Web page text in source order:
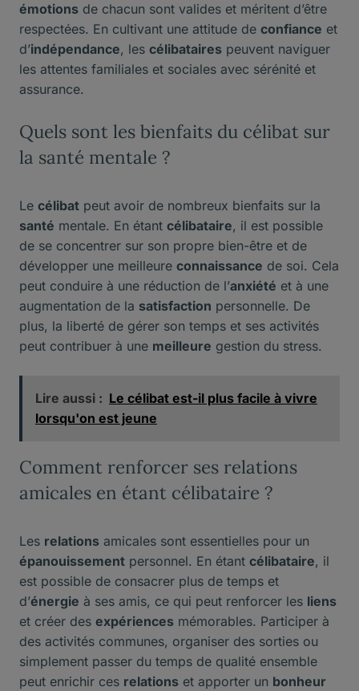
émotions de chacun sont valides et méritent d’être
respectées. En cultivant une attitude de confiance et
d’indépendance, les célibataires peuvent naviguer
les attentes familiales et sociales avec sérénité et
assurance.
Quels sont les bienfaits du célibat sur
la santé mentale ?
Le célibat peut avoir de nombreux bienfaits sur la
santé mentale. En étant célibataire, il est possible
de se concentrer sur son propre bien-être et de
développer une meilleure connaissance de soi. Cela
peut conduire à une réduction de l’anxiété et à une
augmentation de la satisfaction personnelle. De
plus, la liberté de gérer son temps et ses activités
peut contribuer à une meilleure gestion du stress.
Lire aussi : Le célibat est-il plus facile à vivre
lorsqu'on est jeune
Comment renforcer ses relations
amicales en étant célibataire ?
Les relations amicales sont essentielles pour un
épanouissement personnel. En étant célibataire, il
est possible de consacrer plus de temps et
d’énergie à ses amis, ce qui peut renforcer les liens
et créer des expériences mémorables. Participer à
des activités communes, organiser des sorties ou
simplement passer du temps de qualité ensemble
peut enrichir ces relations et apporter un bonheur